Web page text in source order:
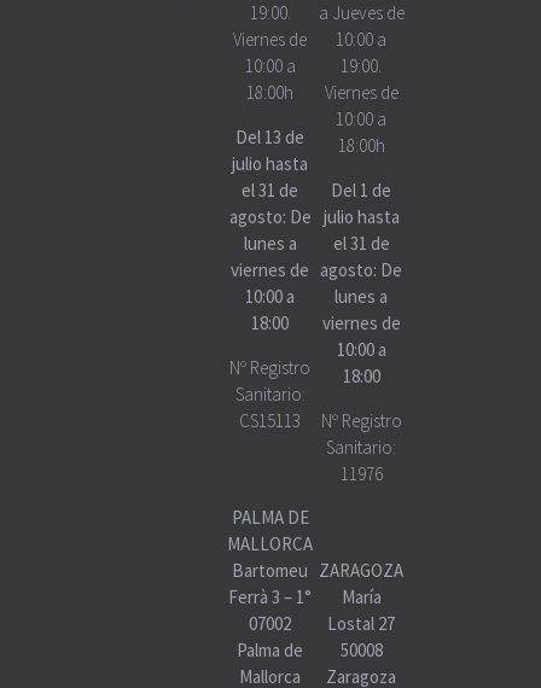
19:00.
Viernes de
10:00 a
18:00h
Del 13 de
julio hasta
el 31 de
agosto: De
lunes a
viernes de
10:00 a
18:00
Nº Registro
Sanitario:
CS15113
PALMA DE
MALLORCA
Bartomeu
Ferrà 3 – 1°
07002
Palma de
Mallorca
a Jueves de
10:00 a
19:00.
Viernes de
10:00 a
18:00h
Del 1 de
julio hasta
el 31 de
agosto: De
lunes a
viernes de
10:00 a
18:00
Nº Registro
Sanitario:
11976
ZARAGOZA
María
Lostal 27
50008
Zaragoza